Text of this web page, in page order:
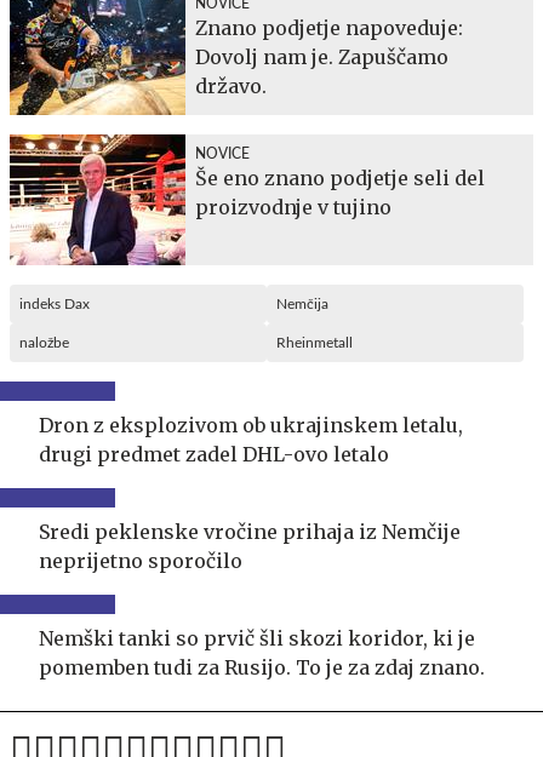
NOVICE
Znano podjetje napoveduje:
Dovolj nam je. Zapuščamo
državo.
NOVICE
Še eno znano podjetje seli del
proizvodnje v tujino
indeks Dax Nemčija
naložbe Rheinmetall
Dron z eksplozivom ob ukrajinskem letalu,
drugi predmet zadel DHL-ovo letalo
Sredi peklenske vročine prihaja iz Nemčije
neprijetno sporočilo
Nemški tanki so prvič šli skozi koridor, ki je
pomemben tudi za Rusijo. To je za zdaj znano.